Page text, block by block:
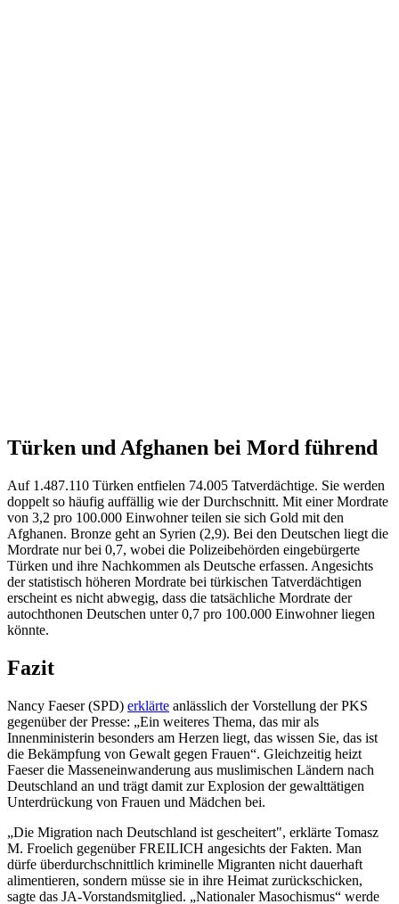
Türken und Afghanen bei Mord führend
Auf 1.487.110 Türken entfielen 74.005 Tatverdächtige. Sie werden
doppelt so häufig auffällig wie der Durchschnitt. Mit einer Mordrate
von 3,2 pro 100.000 Einwohner teilen sie sich Gold mit den
Afghanen. Bronze geht an Syrien (2,9). Bei den Deutschen liegt die
Mordrate nur bei 0,7, wobei die Polizeibehörden eingebürgerte
Türken und ihre Nachkommen als Deutsche erfassen. Angesichts
der statistisch höheren Mordrate bei türkischen Tatverdächtigen
erscheint es nicht abwegig, dass die tatsächliche Mordrate der
autochthonen Deutschen unter 0,7 pro 100.000 Einwohner liegen
könnte.
Fazit
Nancy Faeser (SPD) erklärte anlässlich der Vorstellung der PKS
gegenüber der Presse: „Ein weiteres Thema, das mir als
Innenministerin besonders am Herzen liegt, das wissen Sie, das ist
die Bekämpfung von Gewalt gegen Frauen“. Gleichzeitig heizt
Faeser die Masseneinwanderung aus muslimischen Ländern nach
Deutschland an und trägt damit zur Explosion der gewalttätigen
Unterdrückung von Frauen und Mädchen bei.
„Die Migration nach Deutschland ist gescheitert", erklärte Tomasz
M. Froelich gegenüber FREILICH angesichts der Fakten. Man
dürfe überdurchschnittlich kriminelle Migranten nicht dauerhaft
alimentieren, sondern müsse sie in ihre Heimat zurückschicken,
sagte das JA-Vorstandsmitglied. „Nationaler Masochismus“ werde